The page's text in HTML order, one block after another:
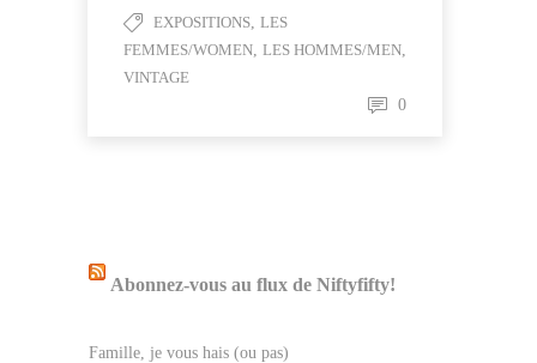
EXPOSITIONS LES
FEMMES/WOMEN LES HOMMES/MEN
VINTAGE
0
Abonnez-vous au flux de Niftyfifty!
Famille, je vous hais (ou pas)